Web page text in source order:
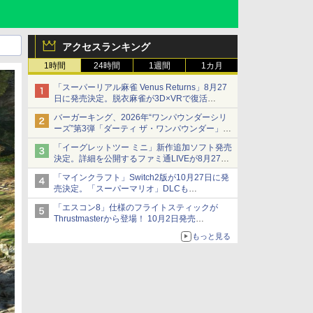
アクセスランキング
1時間 24時間 1週間 1カ月
「スーパーリアル麻雀 Venus Returns」8月27
日に発売決定。脱衣麻雀が3D×VRで復活
発売から2週間は20%オフになるセールが実施
バーガーキング、2026年“ワンパウンダーシリ
ーズ”第3弾「ダーティ ザ・ワンパウンダー」を
8月7日発売
「特製ガーリックマヨソース」を使用した超大
型チーズバーガー
「イーグレットツー ミニ」新作追加ソフト発売
決定。詳細を公開するファミ通LIVEが8月27日
20時から配信
シリーズ累計100タイトルへ
「マインクラフト」Switch2版が10月27日に発
売決定。「スーパーマリオ」DLCも
Switch版からのアップグレードも可能に
「エスコン8」仕様のフライトスティックが
Thrustmasterから登場！ 10月2日発売
ジョイスティックに振動機能を搭載。予約受付
もっと見る